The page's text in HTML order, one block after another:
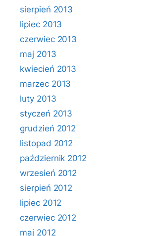
sierpień 2013
lipiec 2013
czerwiec 2013
maj 2013
kwiecień 2013
marzec 2013
luty 2013
styczeń 2013
grudzień 2012
listopad 2012
październik 2012
wrzesień 2012
sierpień 2012
lipiec 2012
czerwiec 2012
maj 2012